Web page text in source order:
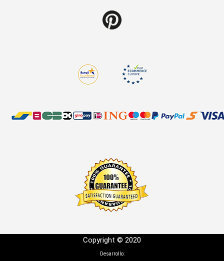
Copyright © 2020
Desarrollo: